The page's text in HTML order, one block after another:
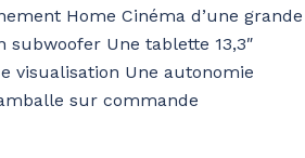
Home Cinéma d’une grande
Une tablette 13,3″
visualisation Une autonomie
sur commande